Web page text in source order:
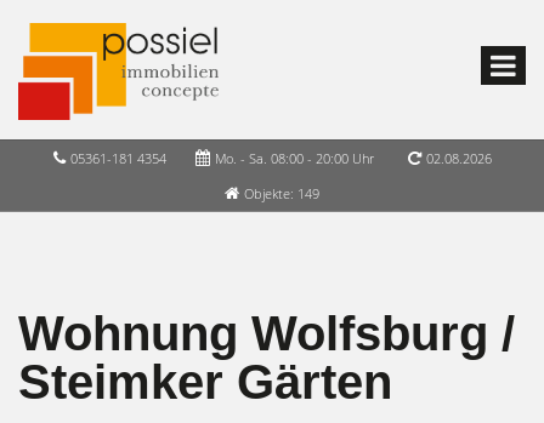
05361-181 4354 Mo. - Sa. 08:00 - 20:00 Uhr
02.08.2026
Objekte: 149
Wohnung Wolfsburg /
Steimker Gärten